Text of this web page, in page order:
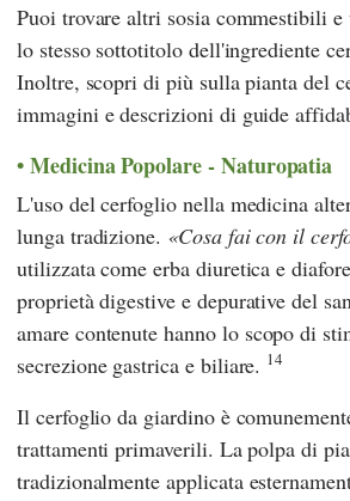
Puoi trovare altri sosia commestibili e
lo stesso sottotitolo dell'ingrediente
Inoltre, scopri di più sulla pianta del
immagini e descrizioni di guide
Medicina Popolare - Naturopatia
L'uso del cerfoglio nella medicina
lunga tradizione.
Cosa fai con il
utilizzata come erba diuretica e
proprietà digestive e depurative del
amare contenute hanno lo scopo di
secrezione gastrica e biliare. 14
Il cerfoglio da giardino è
trattamenti primaverili. La polpa di
tradizionalmente applicata